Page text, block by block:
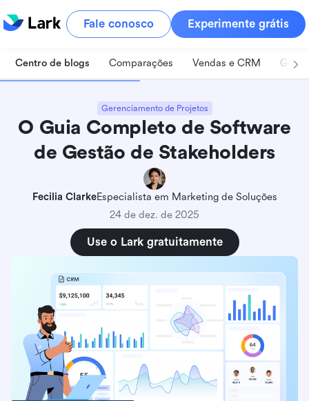
Fale conosco Experimente grátis
Centro de blogs Comparações Vendas e CRM
Gerenciamento de Projetos
O Guia Completo de Software
de Gestão de Stakeholders
Fecilia ClarkeEspecialista em Marketing de Soluções
24 de dez. de 2025
Use o Lark gratuitamente